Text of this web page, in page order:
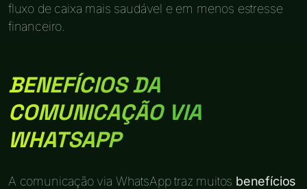
fluxo de caixa mais saudável e em menos estresse
financeiro.
BENEFÍCIOS DA
COMUNICAÇÃO VIA
WHATSAPP
A comunicação via WhatsApp traz muitos benefícios